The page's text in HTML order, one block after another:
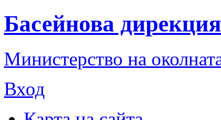
Басейнова
Министерство на
Вход